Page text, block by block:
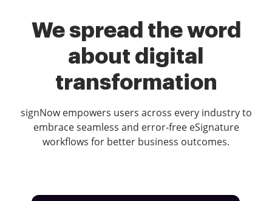
We spread the word
about digital
transformation
signNow empowers users across every industry to
embrace seamless and error-free eSignature
workflows for better business outcomes.